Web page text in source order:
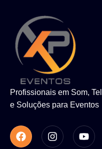
Profissionais em Som,
e Soluções para Eventos